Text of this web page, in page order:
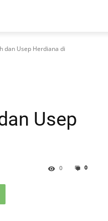
dan Usep Herdiana di
Usep
0
0